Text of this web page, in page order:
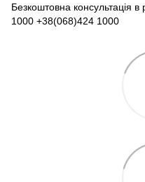
Безкоштовна консультація
1000 +38(068)424 1000